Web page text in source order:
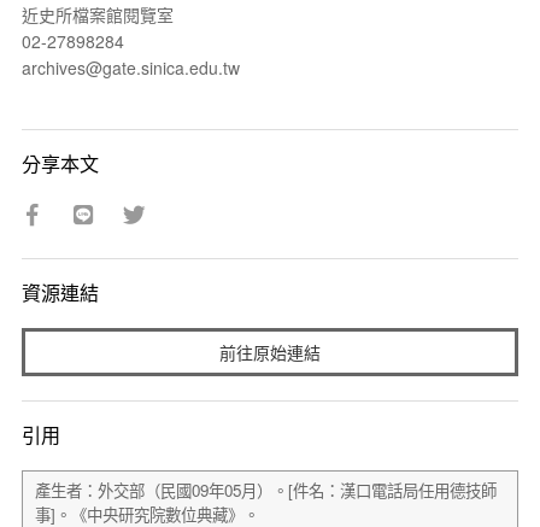
近史所檔案館閱覽室
02-27898284
archives@gate.sinica.edu.tw
分享本文
資源連結
前往原始連結
引用